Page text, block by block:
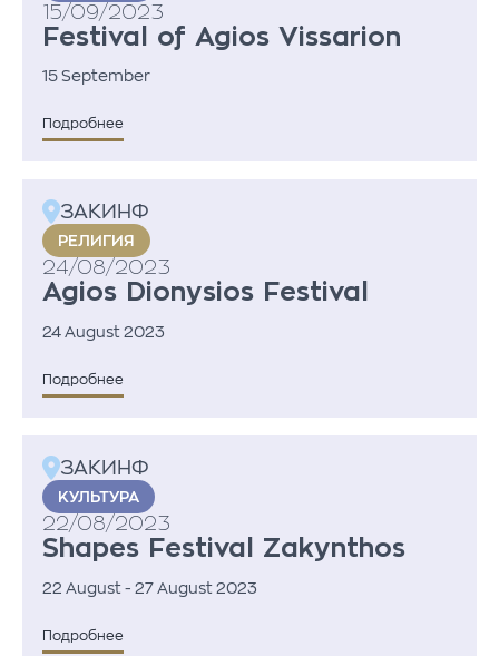
15/09/2023
Festival of Agios Vissarion
15 September
Подробнее
ЗАКИНФ
PEЛИГИЯ
24/08/2023
Agios Dionysios Festival
24 August 2023
Подробнее
ЗАКИНФ
KУЛЬТУРА
22/08/2023
Shapes Festival Zakynthos
22 August - 27 August 2023
Подробнее